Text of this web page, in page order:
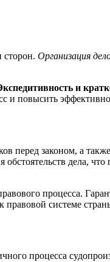
сторон. Организация
и
и повысить
перед законом, а
дела, что
процесса.
правовой системе
процесса